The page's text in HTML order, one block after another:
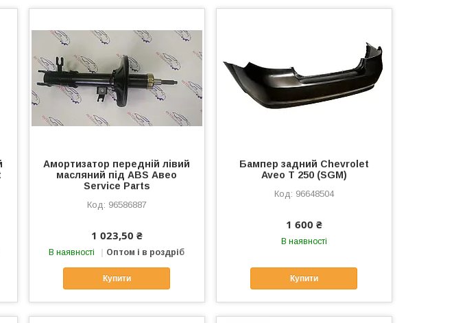
Амортизатор передній лівий
масляний під ABS Авео
Service Parts
96586887
1 023,50 ₴
В наявності Оптом і в роздріб
Купити
Бампер задний Chevrolet
Aveo Т 250 (SGM)
96648504
1 600 ₴
В наявності
Купити